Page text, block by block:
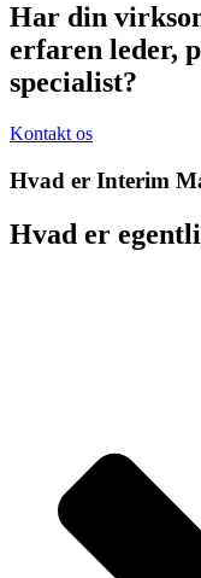
Har din
erfaren leder,
specialist?
Kontakt os
Hvad er Interim
Hvad er